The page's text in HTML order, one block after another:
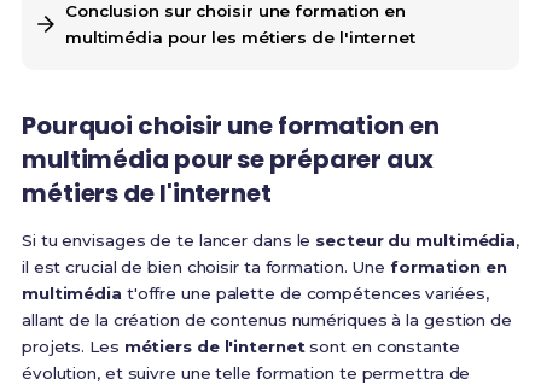
Conclusion sur choisir une formation en
multimédia pour les métiers de l'internet
Pourquoi choisir une formation en
multimédia pour se préparer aux
métiers de l'internet
Si tu envisages de te lancer dans le secteur du multimédia,
il est crucial de bien choisir ta formation. Uneformation en
multimédia t'offre une palette de compétences variées,
allant de la création de contenus numériques à la gestion de
projets. Les métiers de l'internetsont en constante
évolution, et suivre une telle formation te permettra de